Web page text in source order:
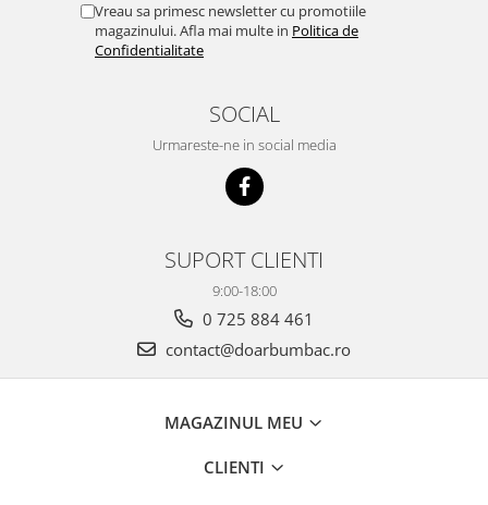
Vreau sa primesc newsletter cu promotiile
magazinului. Afla mai multe in Politica de
Confidentialitate
SOCIAL
Urmareste-ne in social media
SUPORT CLIENTI
9:00-18:00
0 725 884 461
contact@doarbumbac.ro
MAGAZINUL MEU
CLIENTI